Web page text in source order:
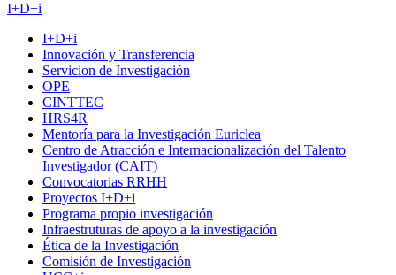
I+D+i
I+D+i
Innovación y Transferencia
Servicion de Investigación
OPE
CINTTEC
HRS4R
Mentoría para la Investigación Euriclea
Centro de Atracción e Internacionalización del Talento
Investigador (CAIT)
Convocatorias RRHH
Proyectos I+D+i
Programa propio investigación
Infraestruturas de apoyo a la investigación
Ética de la Investigación
Comisión de Investigación